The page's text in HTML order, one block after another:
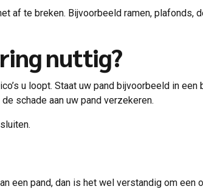
af te breken. Bijvoorbeeld ramen, plafonds,
nuttig?
u loopt. Staat uw pand bijvoorbeeld in een
schade aan uw pand verzekeren.
een pand, dan is het wel verstandig om een